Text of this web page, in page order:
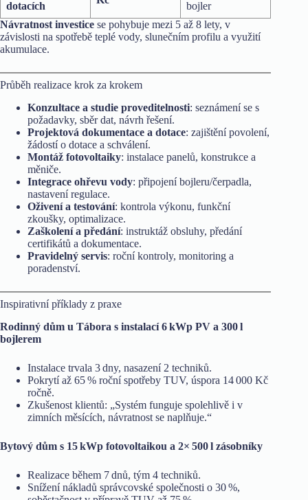
dotacích
bojler
Návratnost investice se pohybuje mezi 5 až 8 lety, v
závislosti na spotřebě teplé vody, slunečním profilu a využití
akumulace.
Průběh realizace krok za krokem
Konzultace a studie proveditelnosti: seznámení se s
požadavky, sběr dat, návrh řešení.
Projektová dokumentace a dotace: zajištění povolení,
žádostí o dotace a schválení.
Montáž fotovoltaiky: instalace panelů, konstrukce a
měniče.
Integrace ohřevu vody: připojení bojleru/čerpadla,
nastavení regulace.
Oživení a testování: kontrola výkonu, funkční
zkoušky, optimalizace.
Zaškolení a předání: instruktáž obsluhy, předání
certifikátů a dokumentace.
Pravidelný servis: roční kontroly, monitoring a
poradenství.
Inspirativní příklady z praxe
Rodinný dům u Tábora s instalací 6 kWp PV a 300 l
bojlerem
Instalace trvala 3 dny, nasazení 2 techniků.
Pokrytí až 65 % roční spotřeby TUV, úspora 14 000 Kč
ročně.
Zkušenost klientů: „Systém funguje spolehlivě i v
zimních měsících, návratnost se naplňuje.“
Bytový dům s 15 kWp fotovoltaikou a 2× 500 l zásobníky
Realizace během 7 dnů, tým 4 techniků.
Snížení nákladů správcovské společnosti o 30 %,